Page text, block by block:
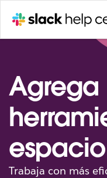
Agrega
Trabaja con más